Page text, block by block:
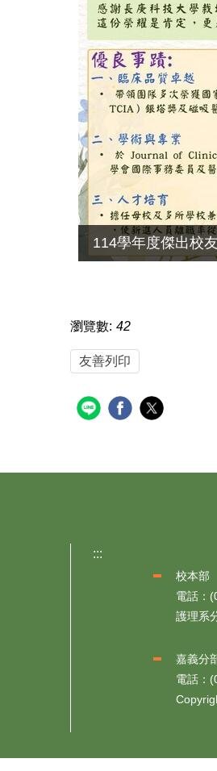
114學年度傑出校
瀏覽數: 42
友善列印
:::
校本部
電話
護理系
嘉義分
電話